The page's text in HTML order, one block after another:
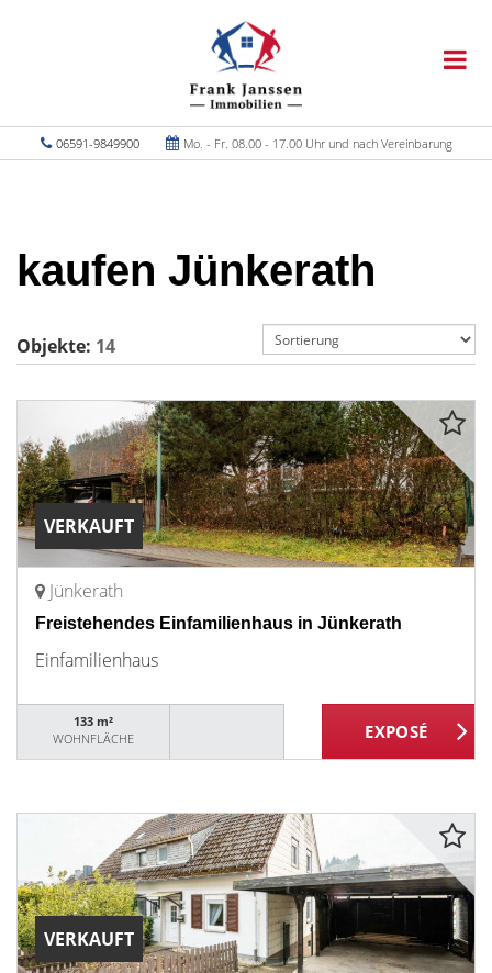
06591-9849900 Mo. - Fr. 08.00 - 17.00 Uhr und nach Vereinbarung
kaufen Jünkerath
Objekte: 14
VERKAUFT
Jünkerath
Freistehendes Einfamilienhaus in Jünkerath
Einfamilienhaus
133 m²
WOHNFLÄCHE
VERKAUFT